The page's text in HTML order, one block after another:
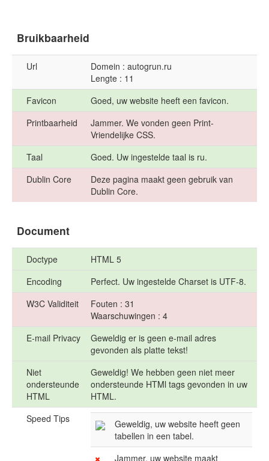
Bruikbaarheid
Url
Domein : autogrun.ru
Lengte : 11
Favicon
Goed, uw website heeft een favicon.
Printbaarheid
Jammer. We vonden geen Print-
Vriendelijke CSS.
Taal
Goed. Uw ingestelde taal is ru.
Dublin Core
Deze pagina maakt geen gebruik van
Dublin Core.
Document
Doctype
HTML 5
Encoding
Perfect. Uw ingestelde Charset is UTF-8.
W3C Validiteit
Fouten : 31
Waarschuwingen : 4
E-mail Privacy
Geweldig er is geen e-mail adres
gevonden als platte tekst!
Niet
ondersteunde
HTML
Geweldig! We hebben geen niet meer
ondersteunde HTMl tags gevonden in uw
HTML.
Speed Tips
Geweldig, uw website heeft geen
tabellen in een tabel.
Jammer, uw website maakt